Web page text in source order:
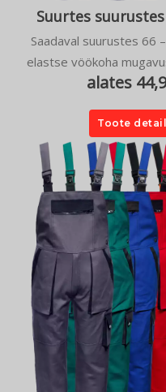
Suurtes
Saadaval suurustes 66
elastse vöökoha
alates
Toote